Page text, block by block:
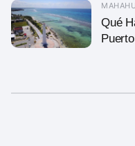
Qué
Puerto